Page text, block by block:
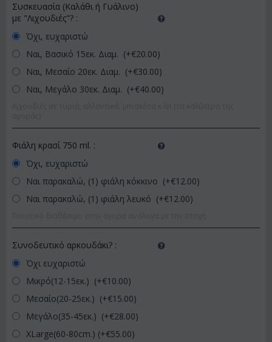
Συσκευασία (Καλάθι ή Γυάλινο)
με "Λιχουδιές"? :
Όχι, ευχαριστώ
Ναι, Βασικό 15εκ. Διαμ. (+€20.00)
Ναι, Μεσαίο 20εκ. Διαμ. (+€30.00)
Ναι, Μεγάλο 30εκ. Διαμ. (+€40.00)
Φιάλη κρασί 750 ml. :
Όχι, ευχαριστώ
Ναι παρακαλώ, (1) φιάλη κόκκινο (+€12.00)
Ναι παρακαλώ, (1) φιάλη λευκό (+€12.00)
Συνοδευτικό αρκουδάκι? :
Όχι ευχαριστώ
Μικρό(12-15εκ.) (+€10.00)
Μεσαίο(20-25εκ.) (+€15.00)
Μεγάλο(35-45εκ.) (+€28.00)
XLarge(60-80cm.) (+€55.00)